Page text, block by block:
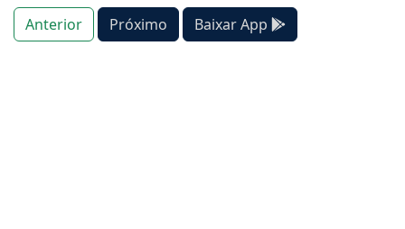
Anterior Próximo Baixar App